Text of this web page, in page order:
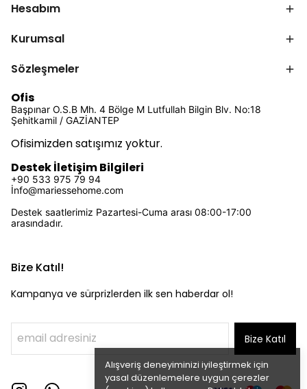
Alışveriş deneyiminizi iyileştirmek için
yasal düzenlemelere uygun çerezler
Hesabım
Kurumsal
Sözleşmeler
Ofis
Başpınar O.S.B Mh. 4 Bölge M Lutfullah Bilgin Blv. No:18
Şehitkamil / GAZİANTEP
Ofisimizden satışımız yoktur.
Destek İletişim Bilgileri
+90 533 975 79 94
İnfo@mariessehome.com
Destek saatlerimiz Pazartesi-Cuma arası 08:00-17:00
arasındadır.
Bize Katıl!
Kampanya ve sürprizlerden ilk sen haberdar ol!
Bize Katıl